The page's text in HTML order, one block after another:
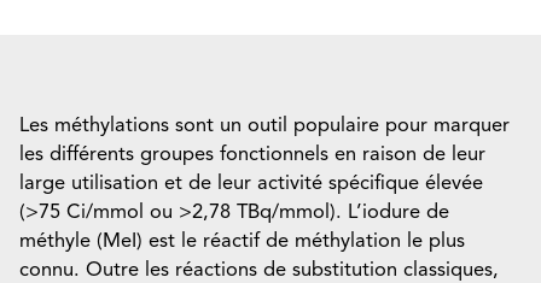
Les méthylations sont un outil populaire pour marquer
les différents groupes fonctionnels en raison de leur
large utilisation et de leur activité spécifique élevée
(>75 Ci/mmol ou >2,78 TBq/mmol). L’iodure de
méthyle (MeI) est le réactif de méthylation le plus
connu. Outre les réactions de substitution classiques,